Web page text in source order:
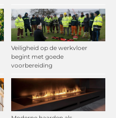
Veiligheid op de werkvloer
begint met goede
voorbereiding